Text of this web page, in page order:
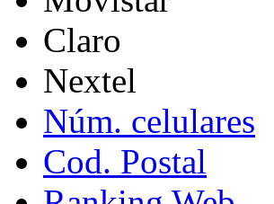
Claro
Nextel
Núm. celulares
Cod. Postal